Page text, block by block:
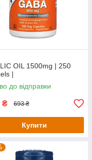
OIL 1500mg | 250
|
до відправки
₴ 693 ₴
Купити